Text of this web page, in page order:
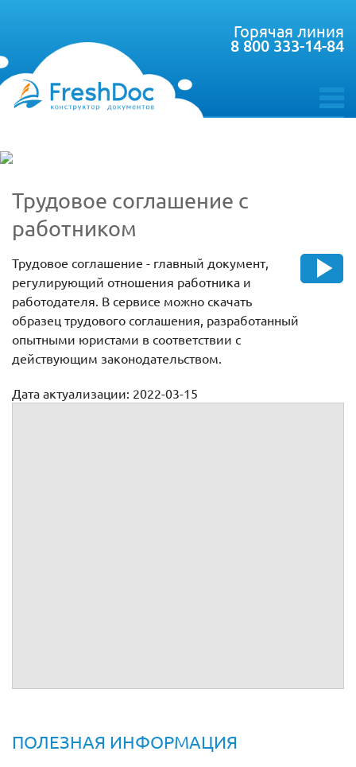
toggle
Горячая линия
8 800 333-14-84
Трудовое соглашение с
работником
Трудовое соглашение - главный документ,
регулирующий отношения работника и
работодателя. В сервисе можно скачать
образец трудового соглашения, разработанный
опытными юристами в соответствии с
действующим законодательством.
Дата актуализации: 2022-03-15
ПОЛЕЗНАЯ ИНФОРМАЦИЯ